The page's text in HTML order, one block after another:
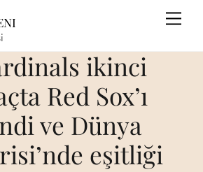
ikinci
Red Sox’ı
ve Dünya
eşitliği